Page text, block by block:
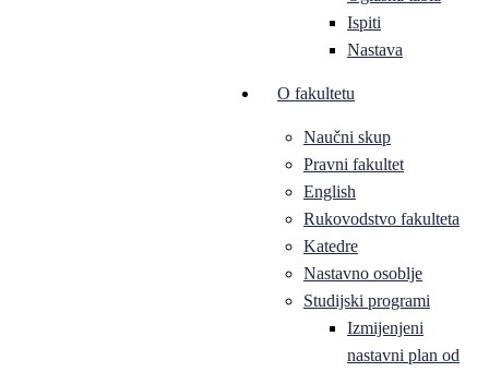
Ispiti
Nastava
O fakultetu
Naučni skup
Pravni fakultet
English
Rukovodstvo fakulteta
Katedre
Nastavno osoblje
Studijski programi
Izmijenjeni
nastavni plan od